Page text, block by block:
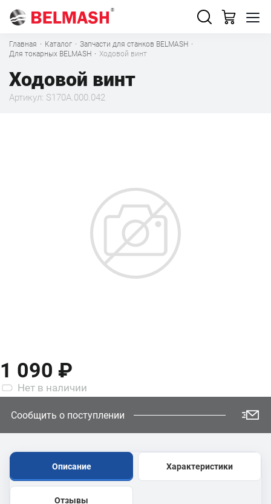
Главная · Каталог · Запчасти для станков BELMASH ·
Для токарных BELMASH · Ходовой винт
Ходовой винт
Артикул: S170A.000.042
1 090 ₽
Нет в наличии
Сообщить о поступлении
Описание Характеристики
Отзывы